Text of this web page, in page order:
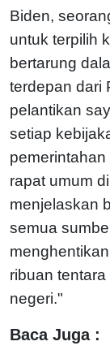
Biden,
untuk terpilih
bertarung
terdepan dari
pelantikan
setiap
rapat umum
menjelaskan
semua
ribuan
negeri."
Baca Juga :